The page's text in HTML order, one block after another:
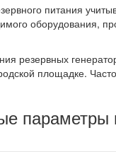
питания
оборудования,
резервных
площадке.
параметры